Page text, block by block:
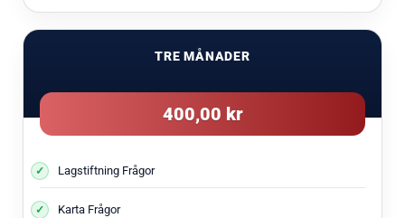
TRE MÅNADER
400,00 kr
Lagstiftning Frågor
Karta Frågor